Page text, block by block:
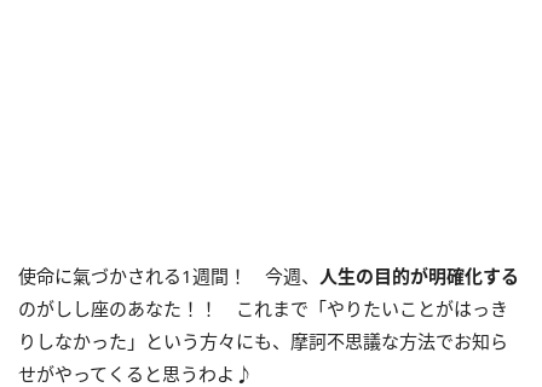
使命に氣づかされる1週間！ 今週、 人生の目的が明確化する
のがしし座のあなた！！ これまで「やりたいことがはっき
りしなかった」という方々にも、摩訶不思議な方法でお知ら
せがやってくると思うわよ♪